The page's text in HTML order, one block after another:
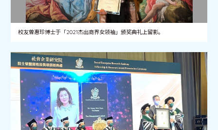
校友曾惠珍博士于「2021杰出商界女领袖」颁奖典礼上留影。